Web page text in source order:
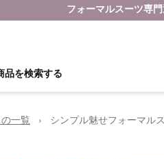
フォーマルスーツ専
品を検索する
一覧 › シンプル魅せフォーマル